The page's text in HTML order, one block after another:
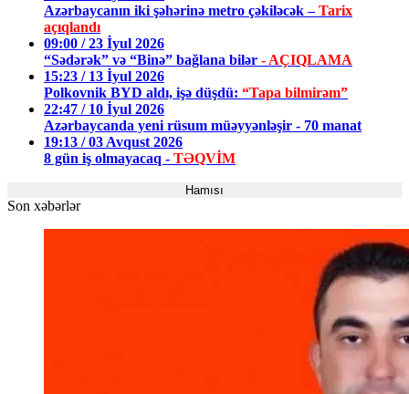
Azərbaycanın iki şəhərinə metro çəkiləcək –Tarix
açıqlandı
09:00 / 23 İyul 2026
“Sədərək” və “Binə” bağlana bilər - AÇIQLAMA
15:23 / 13 İyul 2026
Polkovnik BYD aldı, işə düşdü: “Tapa bilmirəm”
22:47 / 10 İyul 2026
Azərbaycanda yeni rüsum müəyyənləşir - 70 manat
19:13 / 03 Avqust 2026
8 gün iş olmayacaq - TƏQVİM
Hamısı
Son xəbərlər